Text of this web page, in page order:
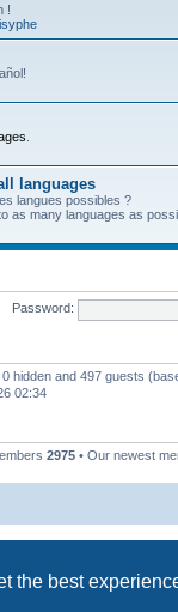
the best
!
languages
langues possibles ?
as many languages as
Password:
hidden and 497 guests
02:34
2975 • Our newest